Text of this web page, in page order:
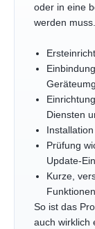
oder in eine
werden muss.
Diensten
Prüfung
Update-
Kurze,
Funktionen
So ist das
auch wirklich